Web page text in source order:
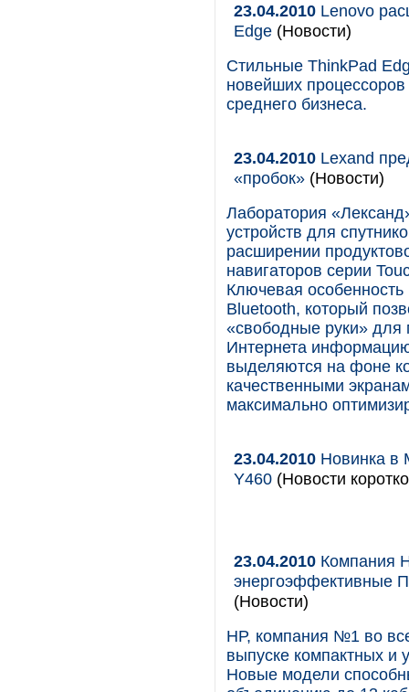
23.04.2010 Lenovo
Edge (Новости)
Стильные ThinkPad
новейших
среднего бизнеса.
23.04.2010 Lexand
«пробок» (Новости)
Лаборатория
устройств для
расширении
навигаторов серии
Ключевая
Bluetooth, который
«свободные руки» для
Интернета
выделяются на фоне
качественными
максимально
23.04.2010 Новинка в
Y460 (Новости
23.04.2010 Компания
энергоэффективные
(Новости)
НР, компания №1 во
выпуске компактных
Новые модели